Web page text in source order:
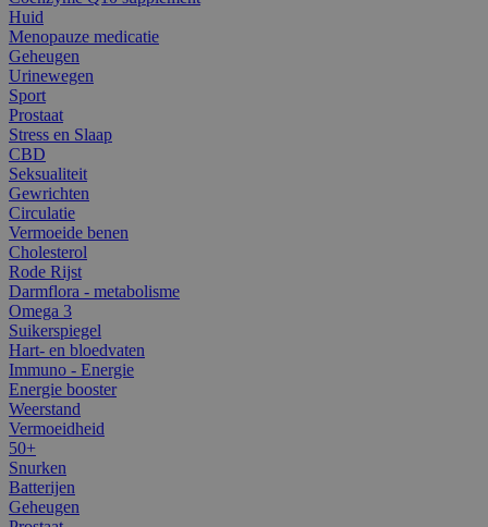
Huid
Menopauze medicatie
Geheugen
Urinewegen
Sport
Prostaat
Stress en Slaap
CBD
Seksualiteit
Gewrichten
Circulatie
Vermoeide benen
Cholesterol
Rode Rijst
Darmflora - metabolisme
Omega 3
Suikerspiegel
Hart- en bloedvaten
Immuno - Energie
Energie booster
Weerstand
Vermoeidheid
50+
Snurken
Batterijen
Geheugen